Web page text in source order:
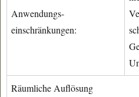
Anwendungs-
einschränkungen:
Räumliche Auflösung